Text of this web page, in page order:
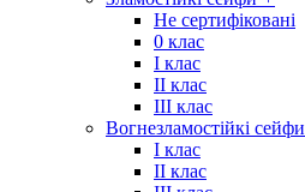
Не сертифіковані
0 клас
I клас
II клас
III клас
Вогнезламостійкі сейфи
I клас
II клас